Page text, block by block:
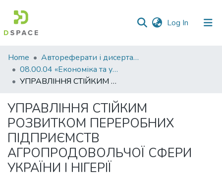
Log In (current)
Communities
&
Collections
Statistics
Home
Автореферати і дисертації
08.00.04 «Економіка та управління підприємствами (за видами економічної діяльності)»
УПРАВЛІННЯ СТІЙКИМ РОЗВИТКОМ ПЕРЕРОБНИХ ПІДПРИЄМСТВ АГРОПРОДОВОЛЬЧОЇ СФЕРИ УКРАЇНИ І НІГЕРІЇ
УПРАВЛІННЯ СТІЙКИМ
РОЗВИТКОМ ПЕРЕРОБНИХ
ПІДПРИЄМСТВ
АГРОПРОДОВОЛЬЧОЇ СФЕРИ
УКРАЇНИ І НІГЕРІЇ